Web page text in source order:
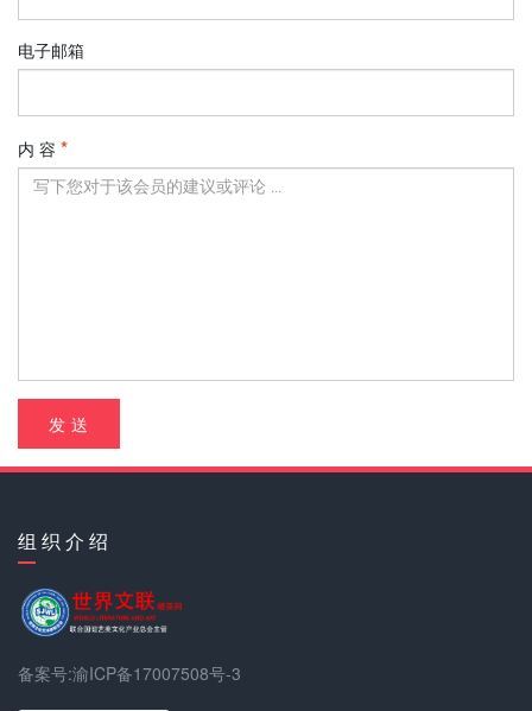
电子邮箱
内 容
发 送
组 织 介 绍
备案号:渝ICP备17007508号-3